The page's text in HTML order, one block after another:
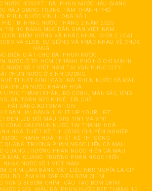
NƯỚC HDSOFT
ĐÀI PHUN NƯỚC HÂỤ GIANG
HẬU GIANG TRUNG TÂM THÀNH PHỐ
PHUN NƯỚC VĨNH LONG SỐ 1
BỊ NHẠC NƯỚC THÁNG 2 NĂM 2025
TRỊ HO BẰNG MẸO DÂN GIAN VIỆT NAM
ELCB, ĐIỂM GIỐNG VÀ KHÁC NHAU GIỮA 2 LOẠI
VÀ ELCB: SỰ GIỐNG VÀ KHÁC NHAU VỀ CHỨC
NĂNG
ĐIỆN GIẬT CHO ĐÀI PHUN NƯỚC
NƯỚC Ở TP. HCM (THÀNH PHỐ HỒ CHÍ MINH)
NƯỚC SỐ 1 VIỆT NAM TẠI VẠN PHÚC CITY
PHUN NƯỚC Ở BÌNH DƯƠNG
THUẬT ĐỈNH CAO
ĐÀI PHUN NƯỚC CÀ MAU
ĐÀI PHUN NƯỚC KHÁNH HOÀ
UPVC THÀNH PHẦN, ĐỘ CỨNG, MÀU SẮC, ỨNG
AN TOÀN SỨC KHOẺ, TÁI CHẾ
HẢI ĐĂNG AUTOMATION
HẢI ĐĂNG: LIGHT UP YOUR LIFE
ĐÈN LED ĐỔI MÀU GRB 1IN1 VÀ 3IN1
CÔNG ĐÀI PHUN NƯỚC TẠI THANH HOÁ
HOÁ THIẾT KẾ THI CÔNG CHUYÊN NGHIỆP
THANH HOÁ THIẾT KẾ THI CÔNG
QUẢNG TRƯỜNG PHAN NGỌC HIỂN CÀ MAU
QUẢNG TRƯỜNG PHAN NGỌC HIỂN CÀ MAU
MAU QUẢNG TRƯỜNG PHAN NGỌC HIỂN
NHẠC NƯỚC SỐ 1 VIỆT NAM
CHÌM LÀM BẰNG VẬT LIỆU NBR NGHĨA LÀ GÌ?
BỘ LÀM KÍN CÁP ĐIỆN BƠM CHÌM
VÒNG BI BƠM CHÌM
CẦU TẠO BƠM CHÌM
2025
MẪU ĐÀI PHUN NƯỚC ĐẸP THÁNG 10